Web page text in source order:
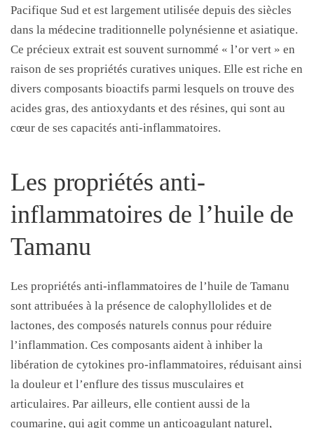
Pacifique Sud et est largement utilisée depuis des siècles
dans la médecine traditionnelle polynésienne et asiatique.
Ce précieux extrait est souvent surnommé « l’or vert » en
raison de ses propriétés curatives uniques. Elle est riche en
divers composants bioactifs parmi lesquels on trouve des
acides gras, des antioxydants et des résines, qui sont au
cœur de ses capacités anti-inflammatoires.
Les propriétés anti-
inflammatoires de l’huile de
Tamanu
Les propriétés anti-inflammatoires de l’huile de Tamanu
sont attribuées à la présence de calophyllolides et de
lactones, des composés naturels connus pour réduire
l’inflammation. Ces composants aident à inhiber la
libération de cytokines pro-inflammatoires, réduisant ainsi
la douleur et l’enflure des tissus musculaires et
articulaires. Par ailleurs, elle contient aussi de la
coumarine, qui agit comme un anticoagulant naturel,